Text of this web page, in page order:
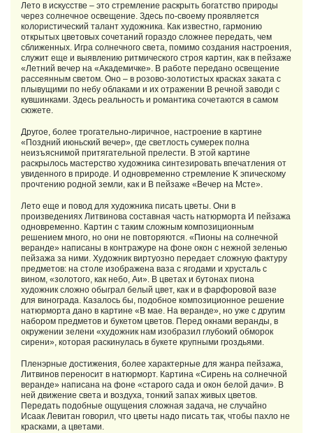
Лето в искусстве – это стремление раскрыть богатство природы
через солнечное освещение. Здесь по-своему проявляется
колористический талант художника. Как известно, гармонию
открытых цветовых сочетаний гораздо сложнее передать, чем
сближенных. Игра солнечного света, помимо создания настроения,
служит еще и выявлению ритмического строя картин, как в пейзаже
«Летний вечер на «Академичке». В работе передано освещение
рассеянным светом. Оно – в розово-золотистых красках заката с
плывущими по небу облаками и их отражении B речной заводи с
кувшинками. Здесь реальность и романтика сочетаются в самом
сюжете.
Другое, более трогательно-лиричное, настроение в картине
«Поздний июньский вечер», где светлость сумерек полна
неизъяснимой притягательной прелести. В этой картине
раскрылось мастерство художника синтезировать впечатления от
увиденного в природе. И одновременно стремление K эпическому
прочтению родной земли, как и B пейзаже «Вечер на Мсте».
Лето еще и повод для художника писать цветы. Они в
произведениях Литвинова составная часть натюрморта И пейзажа
одновременно. Картин с таким сложным композиционным
решением много, но они не повторяются. «Пионы на солнечной
веранде» написаны в контражуре на фоне окон с нежной зеленью
пейзажа за ними. Художник виртуозно передает сложную фактуру
предметов: на столе изображена ваза с ягодами и хрусталь с
вином, «золотого, как небо, Аи». В цветах и бутонах пиона
художник сложно обыграл белый цвет, как и в фарфоровой вазе
для винограда. Казалось бы, подобное композиционное решение
натюрморта дано в картине «В мае. На веранде», но уже с другим
набором предметов и букетом цветов. Перед окнами веранды, в
окружении зелени «художник нам изобразил глубокий обморок
сирени», которая раскинулась в букете крупными гроздьями.
Пленэрные достижения, более характерные для жанра пейзажа,
Литвинов переносит в натюрморт. Картина «Сирень на солнечной
веранде» написана на фоне «старого сада и окон белой дачи». В
ней движение света и воздуха, тонкий запах живых цветов.
Передать подобные ощущения сложная задача, не случайно
Исаак Левитан говорил, что цветы надо писать так, чтобы пахло не
красками, а цветами.